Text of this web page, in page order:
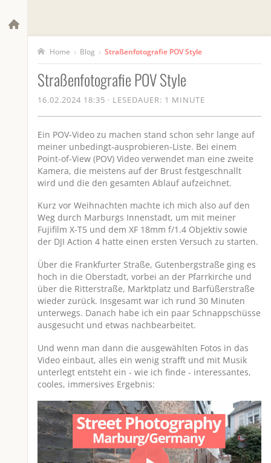
Home › Blog › Straßenfotografie POV Style
Straßenfotografie POV Style
16.02.2024 18:35 · LESEDAUER: 1 MINUTE
Ein POV-Video zu machen stand schon sehr lange auf
meiner unbedingt-ausprobieren-Liste. Bei einem
Point-of-View (POV) Video verwendet man eine zweite
Kamera, die meistens auf der Brust festgeschnallt
wird und die den gesamten Ablauf aufzeichnet.
Kurz vor Weihnachten machte ich mich also auf den
Weg durch Marburgs Innenstadt, um mit meiner
Fujifilm X-T5 und dem XF 18mm f/1.4 Objektiv sowie
der DJI Action 4 hatte einen ersten Versuch zu starten.
Über die Frankfurter Straße, Gutenbergstraße ging es
hoch in die Oberstadt, vorbei an der Pfarrkirche und
über die Ritterstraße, Marktplatz und Barfüßerstraße
wieder zurück. Insgesamt war ich rund 30 Minuten
unterwegs. Danach habe ich ein paar Schnappschüsse
ausgesucht und etwas nachbearbeitet.
Und wenn man dann die ausgewählten Fotos in das
Video einbaut, alles ein wenig strafft und mit Musik
unterlegt entsteht ein - wie ich finde - interessantes,
cooles, immersives Ergebnis: